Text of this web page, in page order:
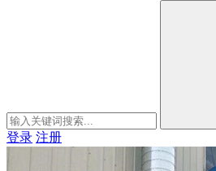
登录 注册